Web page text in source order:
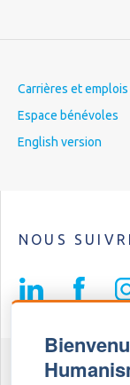
Carrières et emplois
Espace bénévoles
English version
NOUS